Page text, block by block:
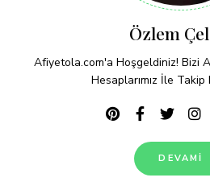
Özlem
Afiyetola.com'a Hoşgeldiniz! Bizi
Hesaplarımız İle
DEVAMI